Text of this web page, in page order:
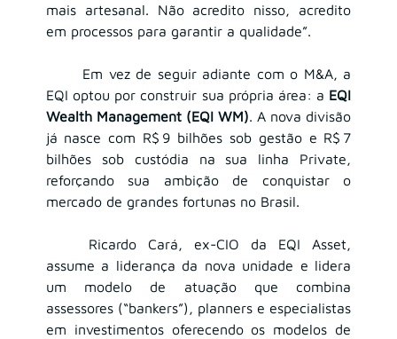
mais artesanal. Não acredito nisso, acredito
em processos para garantir a qualidade”.
EQI optou por construir sua própria área: a EQI
Wealth Management (EQI WM). A nova divisão
já nasce com R$ 9 bilhões sob gestão e R$ 7
bilhões sob custódia na sua linha Private,
reforçando sua ambição de conquistar o
mercado de grandes fortunas no Brasil.
assume a liderança da nova unidade e lidera
um modelo de atuação que combina
assessores (“bankers”), planners e especialistas
em investimentos oferecendo os modelos de